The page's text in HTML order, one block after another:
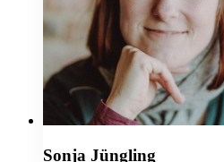
Sonja Jüngling